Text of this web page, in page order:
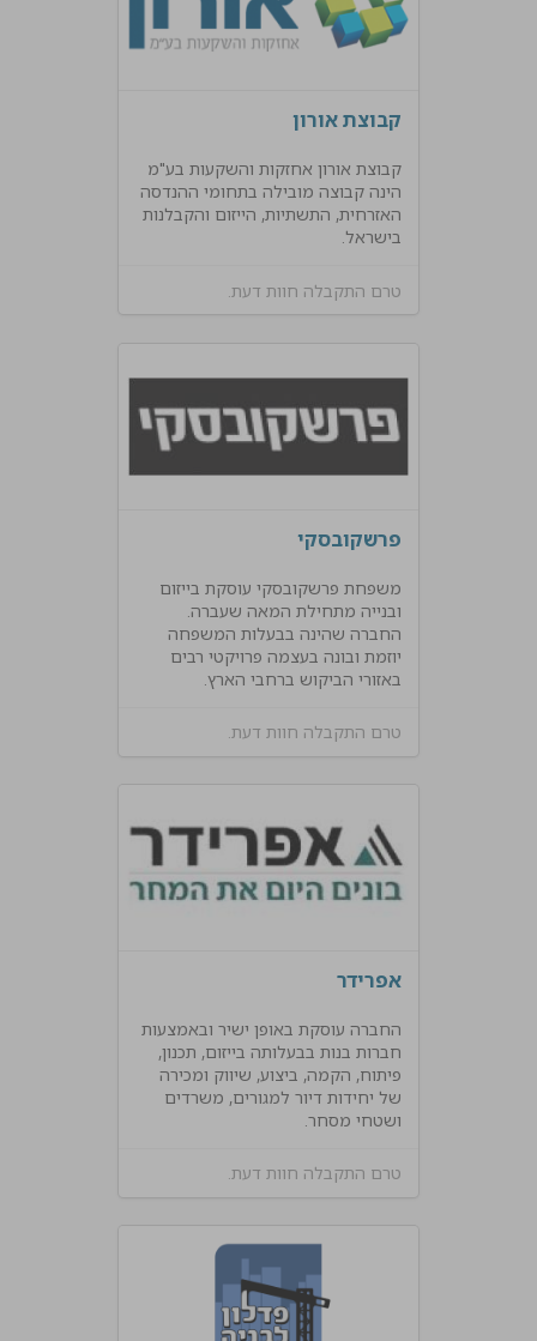
קבוצת אורון
קבוצת אורון אחזקות והשקעות בע"מ
הינה קבוצה מובילה בתחומי ההנדסה
האזרחית, התשתיות, הייזום והקבלנות
בישראל.
טרם התקבלה חוות דעת.
פרשקובסקי
משפחת פרשקובסקי עוסקת בייזום
ובנייה מתחילת המאה שעברה.
החברה שהינה בבעלות המשפחה
יוזמת ובונה בעצמה פרויקטי רבים
באזורי הביקוש ברחבי הארץ.
טרם התקבלה חוות דעת.
אפרידר
החברה עוסקת באופן ישיר ובאמצעות
חברות בנות בבעלותה בייזום, תכנון,
פיתוח, הקמה, ביצוע, שיווק ומכירה
של יחידות דיור למגורים, משרדים
ושטחי מסחר.
טרם התקבלה חוות דעת.